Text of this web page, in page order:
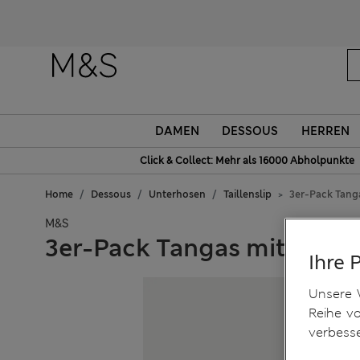
DAMEN DESSOUS HERREN
Click & Collect: Mehr als 16000 Abholpunkte
Home Dessous Unterhosen Taillenslip 3er-Pack
M&S
3er-Pack Tangas mit Ihre
Unsere
Reihe